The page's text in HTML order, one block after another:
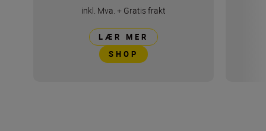
inkl. Mva. + Gratis frakt
LÆR MER
SHOP